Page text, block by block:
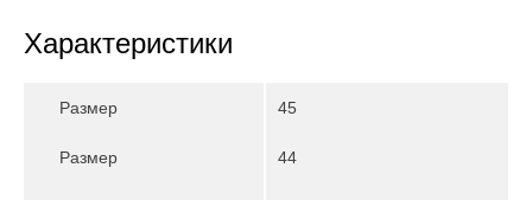
Характеристики
Размер 45
Размер 44